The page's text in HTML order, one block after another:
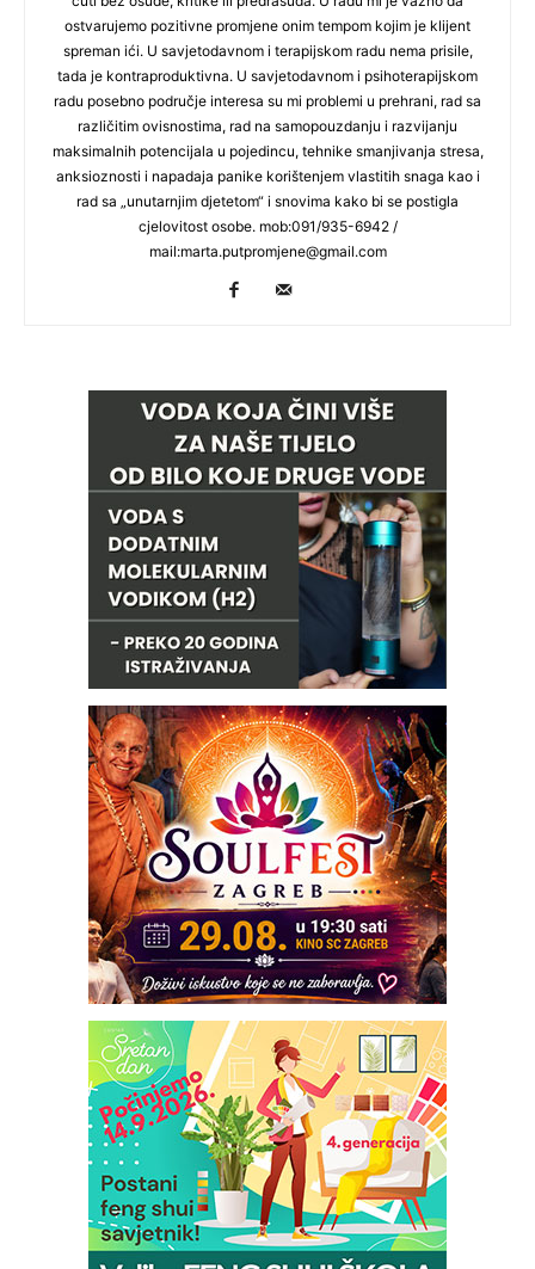
ostvarujemo pozitivne promjene onim tempom kojim je klijent
spreman ići. U savjetodavnom i terapijskom radu nema prisile,
tada je kontraproduktivna. U savjetodavnom i psihoterapijskom
radu posebno područje interesa su mi problemi u prehrani, rad sa
različitim ovisnostima, rad na samopouzdanju i razvijanju
maksimalnih potencijala u pojedincu, tehnike smanjivanja stresa,
anksioznosti i napadaja panike korištenjem vlastitih snaga kao i
rad sa „unutarnjim djetetom“ i snovima kako bi se postigla
cjelovitost osobe. mob:091/935-6942 /
mail:marta.putpromjene@gmail.com